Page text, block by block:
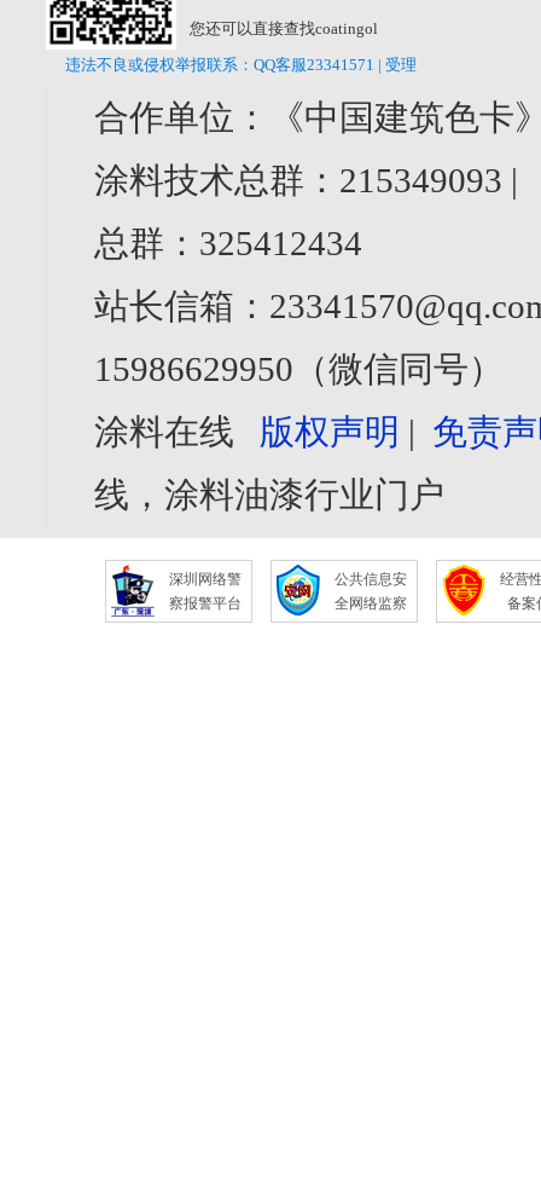
您还可以直接查找coatingol
违法不良或侵权举报联系：QQ客服23341571 | 受理
合作单位：《中国建筑色卡
涂料技术总群：
总群：325412434
站长信箱：
15986629950（微信同号）
涂料在线 版权声明 | 免责
线，涂料油漆行业门户
深圳网络警
察报警平台
公共信息安
全网络监察
经营
备案